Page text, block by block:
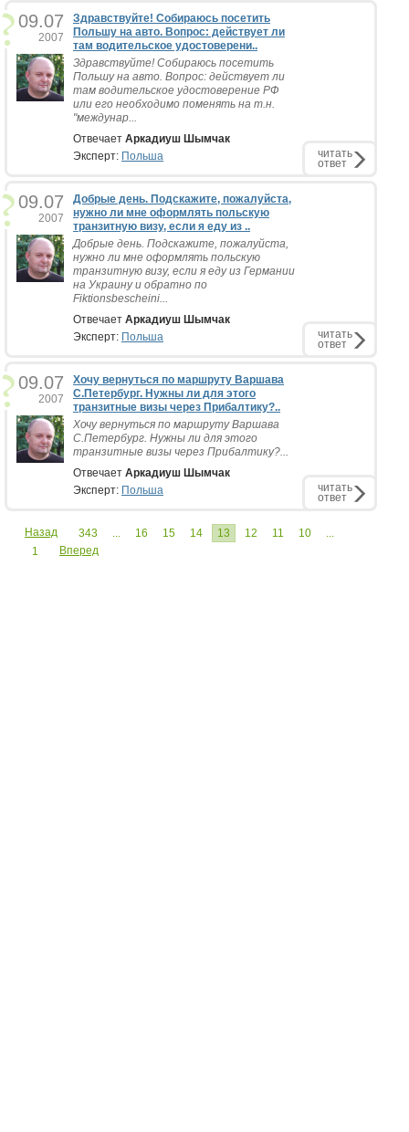
09.07
2007
Здравствуйте! Собираюсь посетить
Польшу на авто. Вопрос: действует ли
там водительское удостоверени..
Здравствуйте! Собираюсь посетить
Польшу на авто. Вопрос: действует ли
там водительское удостоверение РФ
или его необходимо поменять на т.н.
"междунар...
Отвечает Аркадиуш Шымчак
Эксперт: Польша читать
ответ
09.07
2007
Добрые день. Подскажите, пожалуйста,
нужно ли мне оформлять польскую
транзитную визу, если я еду из ..
Добрые день. Подскажите, пожалуйста,
нужно ли мне оформлять польскую
транзитную визу, если я еду из Германии
на Украину и обратно по
Fiktionsbescheini...
Отвечает Аркадиуш Шымчак
Эксперт: Польша читать
ответ
09.07
2007
Хочу вернуться по маршруту Варшава
С.Петербург. Нужны ли для этого
транзитные визы через Прибалтику?..
Хочу вернуться по маршруту Варшава
С.Петербург. Нужны ли для этого
транзитные визы через Прибалтику?...
Отвечает Аркадиуш Шымчак
Эксперт: Польша читать
ответ
Назад 343 ... 16 15 14 13 12 11 10
...
1
Вперед